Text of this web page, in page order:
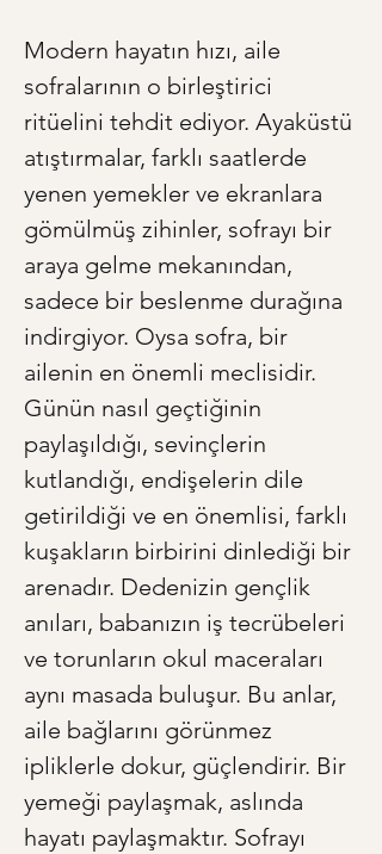
Modern hayatın hızı, aile
sofralarının o birleştirici
ritüelini tehdit ediyor. Ayaküstü
atıştırmalar, farklı saatlerde
yenen yemekler ve ekranlara
gömülmüş zihinler, sofrayı bir
araya gelme mekanından,
sadece bir beslenme durağına
indirgiyor. Oysa sofra, bir
ailenin en önemli meclisidir.
Günün nasıl geçtiğinin
paylaşıldığı, sevinçlerin
kutlandığı, endişelerin dile
getirildiği ve en önemlisi, farklı
kuşakların birbirini dinlediği bir
arenadır. Dedenizin gençlik
anıları, babanızın iş tecrübeleri
ve torunların okul maceraları
aynı masada buluşur. Bu anlar,
aile bağlarını görünmez
ipliklerle dokur, güçlendirir. Bir
yemeği paylaşmak, aslında
hayatı paylaşmaktır. Sofrayı